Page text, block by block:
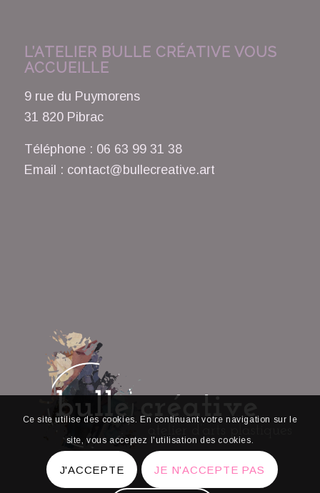
L’ATELIER BULLE CRÉATIVE VOUS
ACCUEILLE
9 rue du Puymorens
31 820 Pibrac
Téléphone : 06 63 99 31 38
Email : contact@bullecreative.art
Ce site utilise des cookies. En continuant votre navigation sur le
site, vous acceptez l'utilisation des cookies.
J'ACCEPTE JE N'ACCEPTE PAS